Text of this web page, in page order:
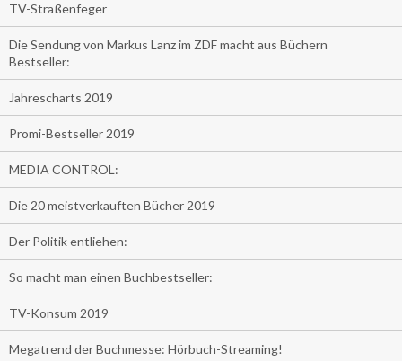
TV-Straßenfeger
Die Sendung von Markus Lanz im ZDF macht aus Büchern
Bestseller:
Jahrescharts 2019
Promi-Bestseller 2019
MEDIA CONTROL:
Die 20 meistverkauften Bücher 2019
Der Politik entliehen:
So macht man einen Buchbestseller:
TV-Konsum 2019
Megatrend der Buchmesse: Hörbuch-Streaming!